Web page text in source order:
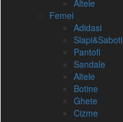
Altele
Femei
Adidasi
Slapi&Saboti
Pantofi
Sandale
Altele
Botine
Ghete
Cizme